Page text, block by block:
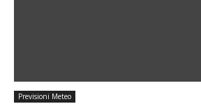
Previsioni Meteo